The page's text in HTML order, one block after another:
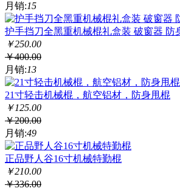
月销:15
护手挡刀全黑重机械棍礼盒装 破窗器 防
￥250.00
￥400.00
月销:13
21寸轻击机械棍，航空铝材，防身甩棍
￥125.00
￥200.00
月销:49
正品野人谷16寸机械特勤棍
￥210.00
￥336.00